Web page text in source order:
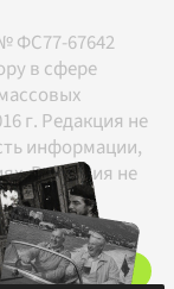
ФС77-67642
в сфере
г. Редакция не
информации,
Редакция не
с